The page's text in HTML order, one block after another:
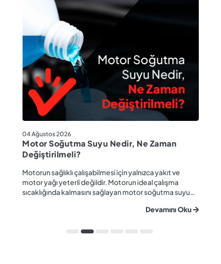
04 Ağustos 2026
Motor Soğutma Suyu Nedir, Ne Zaman
Değiştirilmeli?
Motorun sağlıklı çalışabilmesi için yalnızca yakıt ve
motor yağı yeterli değildir. Motorun ideal çalışma
sıcaklığında kalmasını sağlayan motor soğutma suyu
önem taşır. Düzenli olarak kontrol edilmeyen veya
korozyon, motor arızaları ve yüksek onarım ma...
Devamını Oku